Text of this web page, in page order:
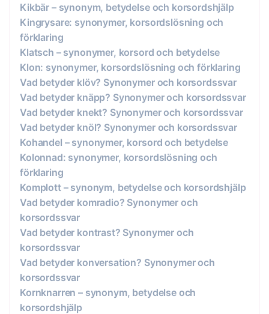
Kikbär – synonym, betydelse och korsordshjälp
Kingrysare: synonymer, korsordslösning och
förklaring
Klatsch – synonymer, korsord och betydelse
Klon: synonymer, korsordslösning och förklaring
Vad betyder klöv? Synonymer och korsordssvar
Vad betyder knäpp? Synonymer och korsordssvar
Vad betyder knekt? Synonymer och korsordssvar
Vad betyder knöl? Synonymer och korsordssvar
Kohandel – synonymer, korsord och betydelse
Kolonnad: synonymer, korsordslösning och
förklaring
Komplott – synonym, betydelse och korsordshjälp
Vad betyder komradio? Synonymer och
korsordssvar
Vad betyder kontrast? Synonymer och
korsordssvar
Vad betyder konversation? Synonymer och
korsordssvar
Kornknarren – synonym, betydelse och
korsordshjälp